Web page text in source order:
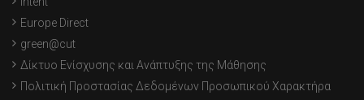
Europe Direct
green@cut
Δίκτυο Ενίσχυσης και Ανάπτυξης της Μάθησης
Πολιτική Προστασίας Δεδομένων Προσωπικού Χαρακτήρα